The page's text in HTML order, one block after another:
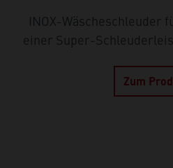
INOX-Wäscheschleuder
einer Super-
Zum